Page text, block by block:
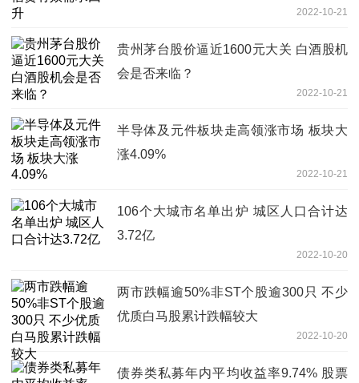
2022-10-21
贵州茅台股价逼近1600元大关 白酒股机
会是否来临？
2022-10-21
半导体及元件板块走高领涨市场 板块大
涨4.09%
2022-10-21
106个大城市名单出炉 城区人口合计达
3.72亿
2022-10-20
两市跌幅逾50%非ST个股逾300只 不少
优质白马股累计跌幅较大
2022-10-20
债券类私募年内平均收益率9.74% 股票